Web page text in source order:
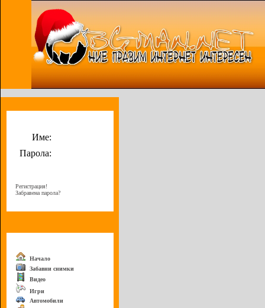
Име:
Парола:
Регистрация!
Забравена парола?
Начало
Забавни снимки
Видео
Игри
Автомобили